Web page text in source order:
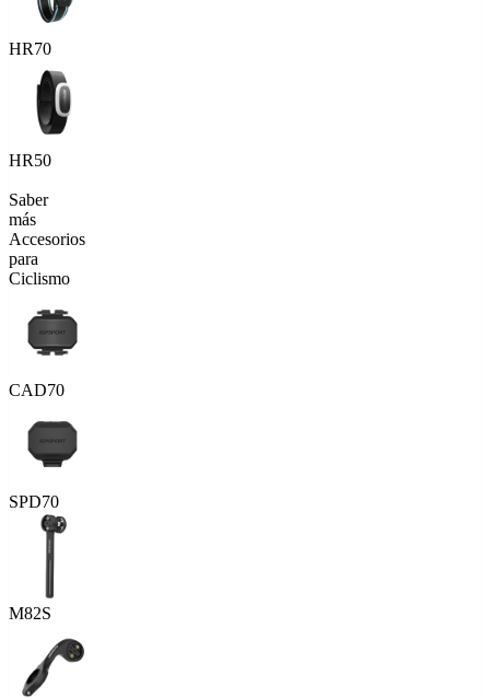
HR70
HR50
Saber
más
Accesorios
para
Ciclismo
CAD70
SPD70
M82S